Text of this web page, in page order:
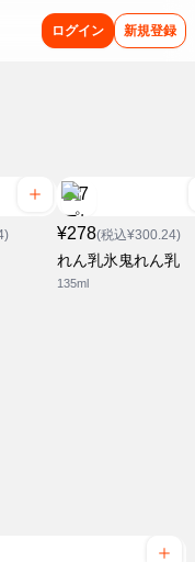
ログイン 新規登録
¥278(税込¥300.24)
れん乳氷鬼れん乳
135ml